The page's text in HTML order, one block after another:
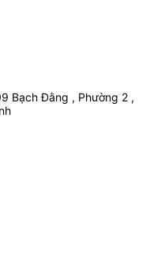
Bạch Đằng , Phường 2 ,